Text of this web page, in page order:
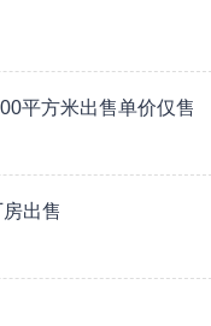
平方米出售单价仅售
出售